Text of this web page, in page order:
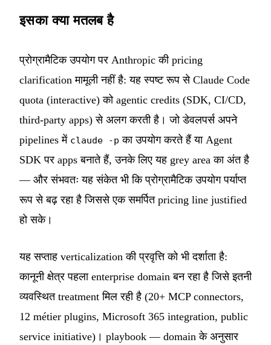
इसका क्या मतलब है
प्रोग्रामैटिक उपयोग पर Anthropic की pricing
clarification मामूली नहीं है: यह स्पष्ट रूप से Claude Code
quota (interactive) को agentic credits (SDK, CI/CD,
third-party apps) से अलग करती है। जो डेवलपर्स अपने
pipelines में claude -p का उपयोग करते हैं या Agent
SDK पर apps बनाते हैं, उनके लिए यह grey area का अंत है
— और संभवतः यह संकेत भी कि प्रोग्रामैटिक उपयोग पर्याप्त
रूप से बढ़ रहा है जिससे एक समर्पित pricing line justified
हो सके।
यह सप्ताह verticalization की प्रवृत्ति को भी दर्शाता है:
कानूनी क्षेत्र पहला enterprise domain बन रहा है जिसे इतनी
व्यवस्थित treatment मिल रही है (20+ MCP connectors,
12 métier plugins, Microsoft 365 integration, public
service initiative)। playbook — domain के अनुसार